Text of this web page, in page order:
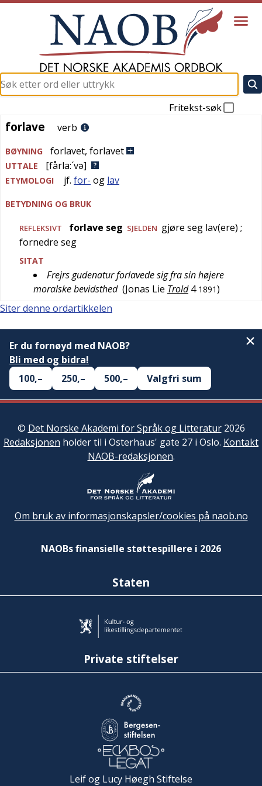
Fritekst-søk
forlave
forlave verb
BØYNING forlavet, forlavet
UTTALE [fårla:´və]
ETYMOLOGI jf. for- og lav
BETYDNING OG BRUK
REFLEKSIVT forlave seg SJELDEN gjøre seg lav(ere) ;
fornedre seg
SITAT
Frejrs gudenatur forlavede sig fra sin højere
moralske bevidsthed (Jonas Lie Trold 4 1891)
Siter denne ordartikkelen
Er du fornøyd med NAOB?
Bli med og bidra!
100,–
250,– 500,– Valgfri sum
© Det Norske Akademi for Språk og Litteratur2026
Redaksjonen holder til i Osterhaus' gate 27 i Oslo. Kontakt
NAOB-redaksjonen.
Om bruk av informasjonskapsler/cookies på naob.no
NAOBs finansielle støttespillere i 2026
Staten
Private stiftelser
Leif og Lucy Høegh Stiftelse